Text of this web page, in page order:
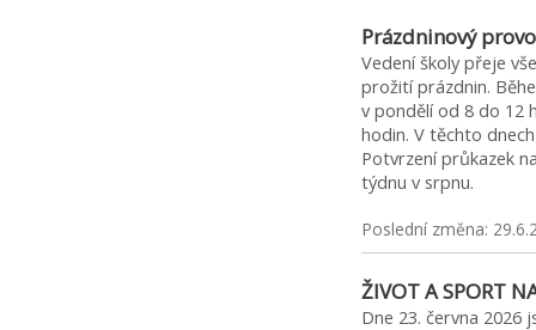
Prázdninový
Vedení školy přeje
prožití prázdnin.
v pondělí od 8 do 12
hodin. V těchto
Potvrzení průkazek
týdnu v srpnu.
Poslední změna:
ŽIVOT A SPORT
Dne 23. června 2026